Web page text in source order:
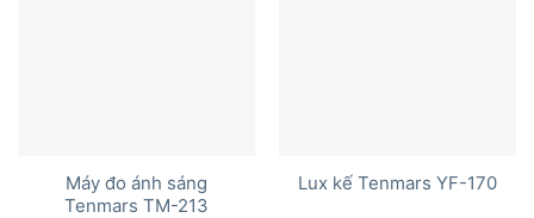
Máy đo ánh sáng
Tenmars TM-213
Lux kế Tenmars YF-170